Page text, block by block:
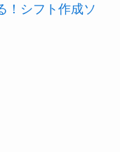
！シフト作成ソ